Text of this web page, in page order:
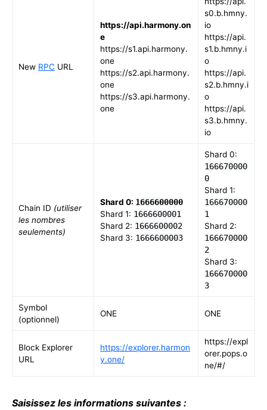
New RPC URL
https://api.harmony.on
e
https://s1.api.harmony.
one
https://s2.api.harmony.
one
https://s3.api.harmony.
one
s0.b.hmny.
io
https://api.
s1.b.hmny.i
o
https://api.
s2.b.hmny.i
o
https://api.
s3.b.hmny.
io
Chain ID (utiliser
les nombres
seulements)
Shard 0: 1666600000
Shard 1: 1666600001
Shard 2: 1666600002
Shard 3: 1666600003
Shard 0:
166670000
0
Shard 1:
166670000
1
Shard 2:
166670000
2
Shard 3:
166670000
3
Symbol
(optionnel)
ONE ONE
Block Explorer
URL
https://explorer.harmon
y.one/
https://expl
orer.pops.o
ne/#/
Saisissez les informations suivantes :